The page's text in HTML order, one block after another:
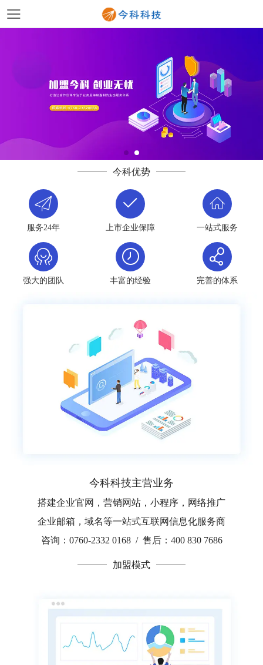
今科优势
服务24年 上市企业保障 一站式服务
强大的团队 丰富的经验 完善的体系
今科科技主营业务
搭建企业官网，营销网站，小程序，网络推广
企业邮箱，域名等一站式互联网信息化服务商
咨询：0760-2332 0168 / 售后：400 830 7686
加盟模式